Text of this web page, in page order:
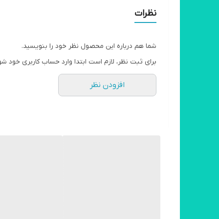
نظرات
شما هم درباره این محصول نظر خود را بنویسید.
برای ثبت نظر، لازم است ابتدا وارد حساب کاربری خود
افزودن نظر